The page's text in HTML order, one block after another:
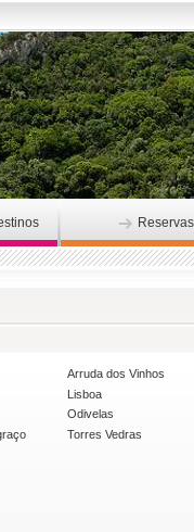
Reservas
Arruda dos Vinhos
Lisboa
Odivelas
Torres Vedras